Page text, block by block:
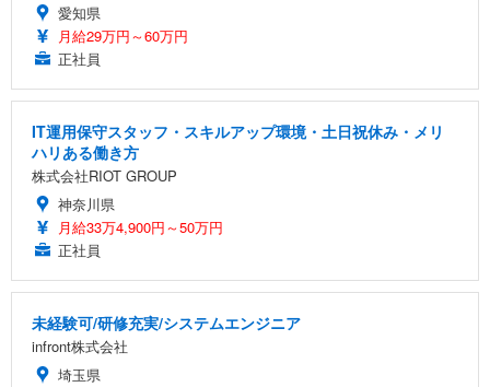
愛知県
月給29万円～60万円
正社員
IT運用保守スタッフ・スキルアップ環境・土日祝休み・メリ
ハリある働き方
株式会社RIOT GROUP
神奈川県
月給33万4,900円～50万円
正社員
未経験可/研修充実/システムエンジニア
infront株式会社
埼玉県